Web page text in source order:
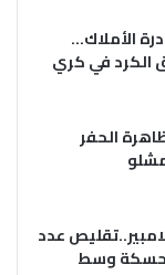
الأملاك…
الكرد في كري
الحفر
عدد
وسط